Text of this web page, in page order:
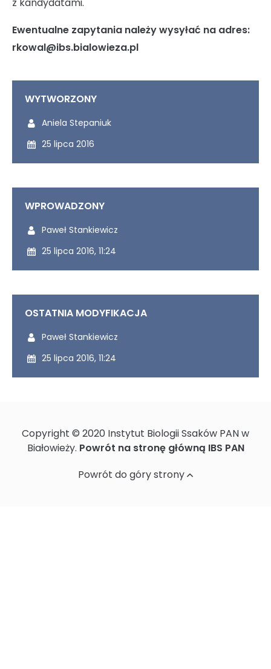
z kandydatami.
Ewentualne zapytania należy wysyłać na adres:
rkowal@ibs.bialowieza.pl
WYTWORZONY
Wytworzony przez:
Aniela Stepaniuk
Wytworzony dnia:
25 lipca 2016
WPROWADZONY
Udostępniony przez:
Paweł Stankiewicz
Udostępniony dnia:
25 lipca 2016, 11:24
OSTATNIA MODYFIKACJA
Ostatnio modyfikowany przez:
Paweł Stankiewicz
Ostatnio zmodyfikowany dnia:
25 lipca 2016, 11:24
Copyright © 2020 Instytut Biologii Ssaków PAN w
Białowieży. Powrót na stronę główną IBS PAN
Powrót do góry strony